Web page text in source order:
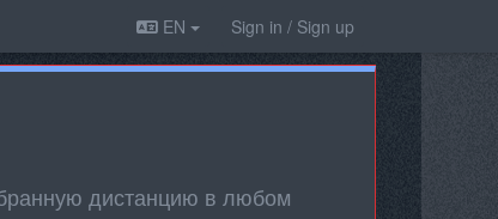
EN Sign in / Sign up
дистанцию в любом